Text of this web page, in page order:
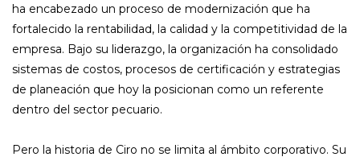
ha encabezado un proceso de modernización que ha
fortalecido la rentabilidad, la calidad y la competitividad de la
empresa. Bajo su liderazgo, la organización ha consolidado
sistemas de costos, procesos de certificación y estrategias
de planeación que hoy la posicionan como un referente
dentro del sector pecuario.
Pero la historia de Ciro no se limita al ámbito corporativo. Su